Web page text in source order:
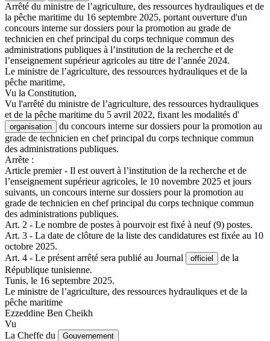
Arrêté du ministre de l’agriculture, des ressources hydrauliques et de
la pêche maritime du 16 septembre 2025, portant ouverture d'un
concours interne sur dossiers pour la promotion au grade de
technicien en chef principal du corps technique commun des
administrations publiques à l’institution de la recherche et de
l’enseignement supérieur agricoles au titre de l’année 2024.
Le ministre de l’agriculture, des ressources hydrauliques et de la
pêche maritime,
Vu la Constitution,
Vu l'arrêté du ministre de l’agriculture, des ressources hydrauliques
et de la pêche maritime du 5 avril 2022, fixant les modalités d'
organisation
du concours interne sur dossiers pour la promotion au
grade de technicien en chef principal du corps technique commun
des administrations publiques.
Arrête :
Article premier - Il est ouvert à l’institution de la recherche et de
l’enseignement supérieur agricoles, le 10 novembre 2025 et jours
suivants, un concours interne sur dossiers pour la promotion au
grade de technicien en chef principal du corps technique commun
des administrations publiques.
Art. 2 - Le nombre de postes à pourvoir est fixé à neuf (9) postes.
Art. 3 - La date de clôture de la liste des candidatures est fixée au 10
octobre 2025.
Art. 4 - Le présent arrêté sera publié au Journal
officiel
de la
République tunisienne.
Tunis, le 16 septembre 2025.
Le ministre de l’agriculture, des ressources hydrauliques et de la
pêche maritime
Ezzeddine Ben Cheikh
Vu
La Cheffe du
Gouvernement